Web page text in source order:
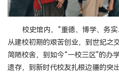
校史馆内，“重德、博学、务实
从建校初期的艰苦创业，到世纪之
简陋校舍，到如今“一校三区”的办
遗存，到新时代校友扎根边疆的